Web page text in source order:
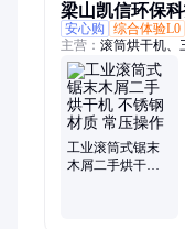
梁山凯信环保
安心购
综合体验L0
主营： 滚筒烘干机、
工业滚筒式锯末
木屑二手烘干机